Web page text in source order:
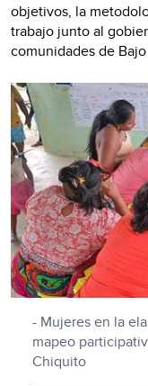
objetivos, la
trabajo junto al
comunidades de
- Mujeres en la
mapeo
Chiquito